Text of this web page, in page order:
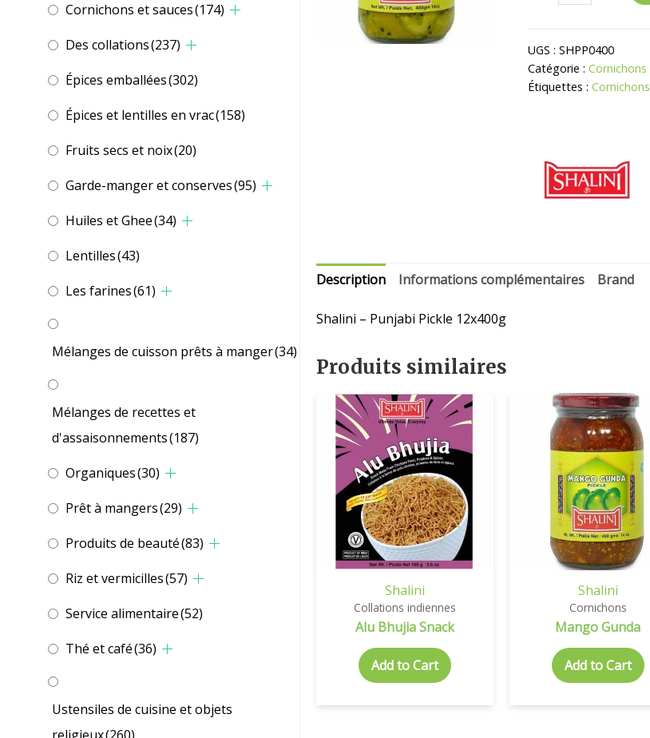
Cornichons et sauces(174)
Des collations(237)
Épices emballées(302)
Épices et lentilles en vrac(158)
Fruits secs et noix(20)
Garde-manger et conserves(95)
Huiles et Ghee(34)
Lentilles(43)
Les farines(61)
Mélanges de cuisson prêts à manger(34)
Mélanges de recettes et
d'assaisonnements(187)
Organiques(30)
Prêt à mangers(29)
Produits de beauté(83)
Riz et vermicilles(57)
Service alimentaire(52)
Thé et café(36)
Ustensiles de cuisine et objets
Cornichons
UGS :SHPP0400
Catégorie :Cornichons
Étiquettes :Cornichons
Description Informations complémentaires Brand
Shalini – Punjabi Pickle 12x400g
Produits similaires
Shalini
Collations indiennes
Alu Bhujia Snack
Add to Cart
Shalini
Cornichons
Mango Gunda
Add to Cart